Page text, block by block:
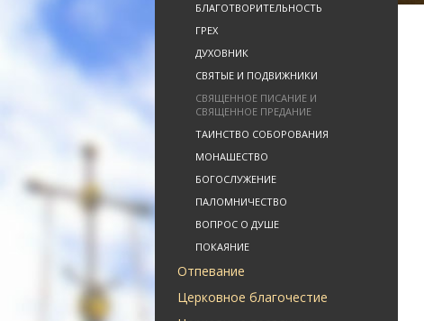
БЛАГОТВОРИТЕЛЬНОСТЬ
ГРЕХ
ДУХОВНИК
СВЯТЫЕ И ПОДВИЖНИКИ
СВЯЩЕННОЕ ПИСАНИЕ И
СВЯЩЕННОЕ ПРЕДАНИЕ
ТАИНСТВО СОБОРОВАНИЯ
МОНАШЕСТВО
БОГОСЛУЖЕНИЕ
ПАЛОМНИЧЕСТВО
ВОПРОС О ДУШЕ
ПОКАЯНИЕ
Отпевание
Церковное благочестие